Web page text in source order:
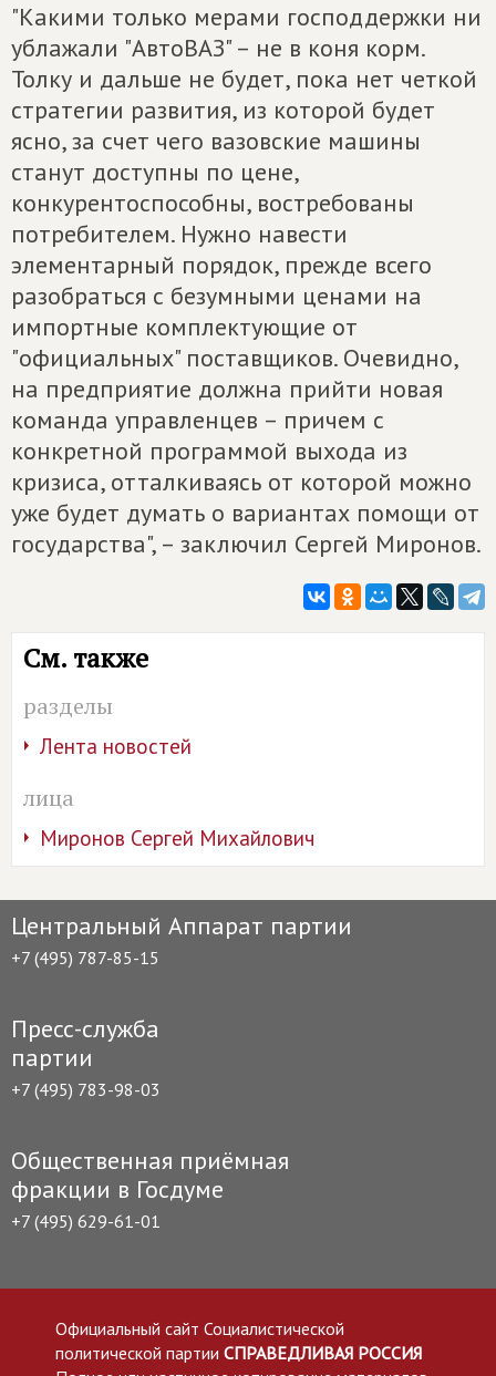
"Какими только мерами господдержки ни
ублажали "АвтоВАЗ" – не в коня корм.
Толку и дальше не будет, пока нет четкой
стратегии развития, из которой будет
ясно, за счет чего вазовские машины
станут доступны по цене,
конкурентоспособны, востребованы
потребителем. Нужно навести
элементарный порядок, прежде всего
разобраться с безумными ценами на
импортные комплектующие от
"официальных" поставщиков. Очевидно,
на предприятие должна прийти новая
команда управленцев – причем с
конкретной программой выхода из
кризиса, отталкиваясь от которой можно
уже будет думать о вариантах помощи от
государства", – заключил Сергей Миронов.
См. также
разделы
Лента новостей
лица
Миронов Сергей Михайлович
Центральный Аппарат партии
+7 (495) 787-85-15
Пресс-служба
партии
+7 (495) 783-98-03
Общественная приёмная
фракции в Госдуме
+7 (495) 629-61-01
Официальный сайт Социалистической
политической партии СПРАВЕДЛИВАЯ РОССИЯ